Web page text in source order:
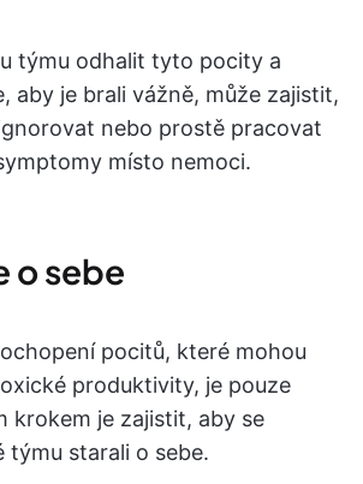
týmu odhalit tyto pocity a
aby je brali vážně, může zajistit,
nebo prostě pracovat
místo nemoci.
o sebe
pocitů, které mohou
produktivity, je pouze
krokem je zajistit, aby se
týmu starali o sebe.